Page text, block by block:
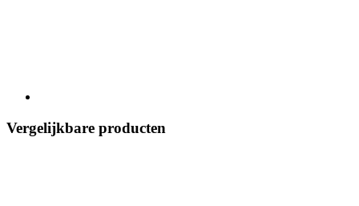
Vergelijkbare producten